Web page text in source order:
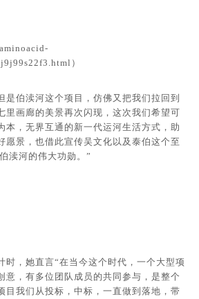
）
是伯渎河这个项目，仿佛又把我们拉回到
里画廊的美景再次闪现，这次我们希望可
本，无界互通的新一代运河生活方式，助
愿景，也借此宣传吴文化以及泰伯这个至
渎河的伟大功勋。”
时，她直言“在当今这个时代，一个大型项
意，有多位团队成员的共同参与，是整个
目我们从投标，中标，一直做到落地，带